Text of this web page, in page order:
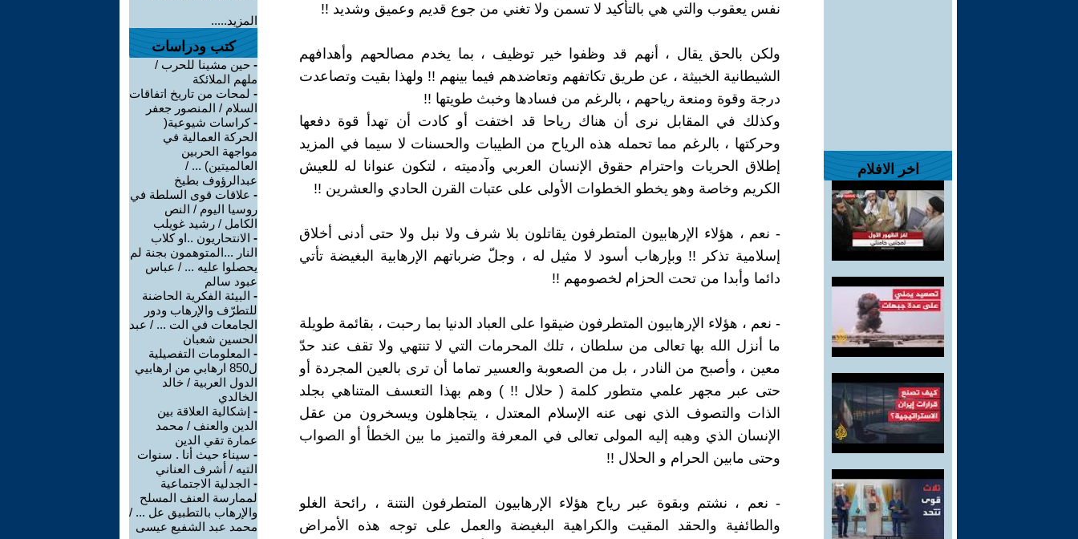
اخر الافلام
نفس يعقوب والتي هي بالتأكيد لا تسمن ولا تغني من جوع قديم وعميق وشديد !!
ولكن بالحق يقال ، أنهم قد وظفوا خير توظيف ، بما يخدم مصالحهم وأهدافهم
الشيطانية الخبيثة ، عن طريق تكاتفهم وتعاضدهم فيما بينهم !! ولهذا بقيت وتصاعدت
درجة وقوة ومنعة رياحهم ، بالرغم من فسادها وخبث طويتها !!
وكذلك في المقابل نرى أن هناك رياحا قد اختفت أو كادت أن تهدأ قوة دفعها
وحركتها ، بالرغم مما تحمله هذه الرياح من الطيبات والحسنات لا سيما في المزيد
إطلاق الحريات واحترام حقوق الإنسان العربي وآدميته ، لتكون عنوانا له للعيش
الكريم وخاصة وهو يخطو الخطوات الأولى على عتبات القرن الحادي والعشرين !!
- نعم ، هؤلاء الإرهابيون المتطرفون يقاتلون بلا شرف ولا نبل ولا حتى أدنى أخلاق
إسلامية تذكر !! وبإرهاب أسود لا مثيل له ، وجلّ ضرباتهم الإرهابية البغيضة تأتي
دائما وأبدا من تحت الحزام لخصومهم !!
- نعم ، هؤلاء الإرهابيون المتطرفون ضيقوا على العباد الدنيا بما رحبت ، بقائمة طويلة
ما أنزل الله بها تعالى من سلطان ، تلك المحرمات التي لا تنتهي ولا تقف عند حدّ
معين ، وأصبح من النادر ، بل من الصعوبة والعسير تماما أن ترى بالعين المجردة أو
حتى عبر مجهر علمي متطور كلمة ( حلال !! ) وهم بهذا التعسف المتناهي بجلد
الذات والتصوف الذي نهى عنه الإسلام المعتدل ، يتجاهلون ويسخرون من عقل
الإنسان الذي وهبه إليه المولى تعالى في المعرفة والتميز ما بين الخطأ أو الصواب
وحتى مابين الحرام و الحلال !!
- نعم ، نشتم وبقوة عبر رياح هؤلاء الإرهابيون المتطرفون النتنة ، رائحة الغلو
والطائفية والحقد المقيت والكراهية البغيضة والعمل على توجه هذه الأمراض
المزيد.....
كتب ودراسات
- حين مشينا للحرب /
ملهم الملائكة
- لمحات من تاريخ اتفاقات
السلام / المنصور جعفر
-كراسات شيوعية(
الحركة العمالية في
مواجهة الحربين
العالميتين) ... /
عبدالرؤوف بطيخ
- علاقات قوى السلطة في
روسيا اليوم / النص
الكامل / رشيد غويلب
- الانتحاريون ..او كلاب
النار ...المتوهمون بجنة لم
يحصلوا عليه ... / عباس
عبود سالم
- البيئة الفكرية الحاضنة
للتطرّف والإرهاب ودور
الجامعات في الت ... / عبد
الحسين شعبان
- المعلومات التفصيلية
ل850 ارهابي من ارهابيي
الدول العربية / خالد
الخالدي
- إشكالية العلاقة بين
الدين والعنف / محمد
عمارة تقي الدين
- سيناء حيث أنا . سنوات
التيه / أشرف العناني
- الجدلية الاجتماعية
لممارسة العنف المسلح
والإرهاب بالتطبيق عل ... /
محمد عبد الشفيع عيسى